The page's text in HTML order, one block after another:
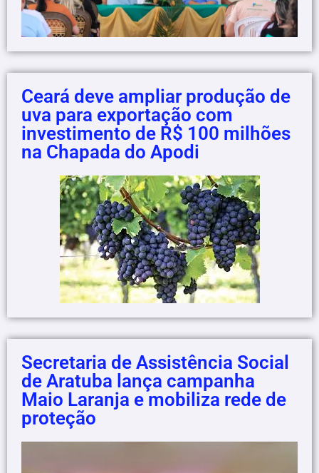
Ceará deve ampliar produção de
uva para exportação com
investimento de R$ 100 milhões
na Chapada do Apodi
Secretaria de Assistência Social
de Aratuba lança campanha
Maio Laranja e mobiliza rede de
proteção